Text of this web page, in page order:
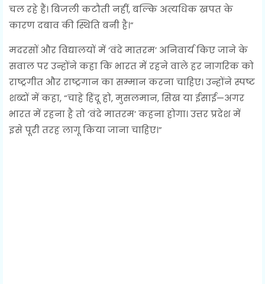
चल रहे हैं। बिजली कटौती नहीं, बल्कि अत्यधिक खपत के
कारण दबाव की स्थिति बनी है।”
मदरसों और विद्यालयों में ‘वंदे मातरम’ अनिवार्य किए जाने के
सवाल पर उन्होंने कहा कि भारत में रहने वाले हर नागरिक को
राष्ट्रगीत और राष्ट्रगान का सम्मान करना चाहिए। उन्होंने स्पष्ट
शब्दों में कहा, “चाहे हिंदू हो, मुसलमान, सिख या ईसाई—अगर
भारत में रहना है तो ‘वंदे मातरम’ कहना होगा। उत्तर प्रदेश में
इसे पूरी तरह लागू किया जाना चाहिए।”